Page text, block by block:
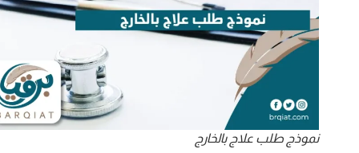
نموذج طلب علاج بالخارج